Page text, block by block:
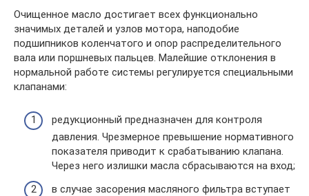
Очищенное масло достигает всех функционально
значимых деталей и узлов мотора, наподобие
подшипников коленчатого и опор распределительного
вала или поршневых пальцев. Малейшие отклонения в
нормальной работе системы регулируется специальными
клапанами:
редукционный предназначен для контроля
давления. Чрезмерное превышение нормативного
показателя приводит к срабатыванию клапана.
Через него излишки масла сбрасываются на вход;
в случае засорения масляного фильтра вступает